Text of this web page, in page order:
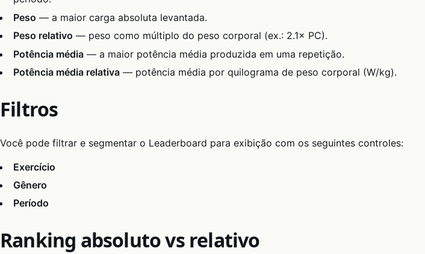
Peso — a maior carga absoluta levantada.
Peso relativo — peso como múltiplo do peso corporal (ex.: 2.1× PC).
Potência média — a maior potência média produzida em uma repetição.
Potência média relativa — potência média por quilograma de peso corporal (W/kg).
Filtros
Você pode filtrar e segmentar o Leaderboard para exibição com os seguintes controles:
Exercício
Gênero
Período
Ranking absoluto vs relativo